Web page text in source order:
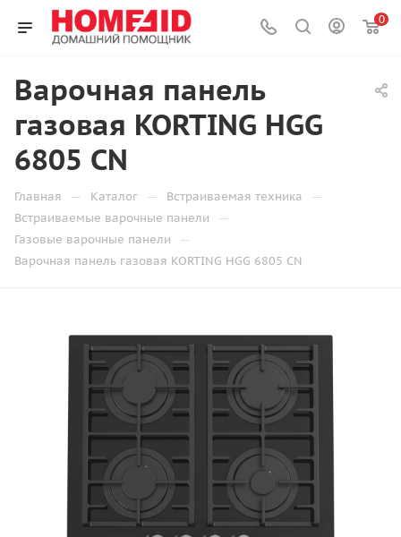
0
Варочная панель
газовая KORTING HGG
6805 CN
Главная — Каталог — Встраиваемая техника —
Встраиваемые варочные панели —
Газовые варочные панели —
Варочная панель газовая KORTING HGG 6805 CN